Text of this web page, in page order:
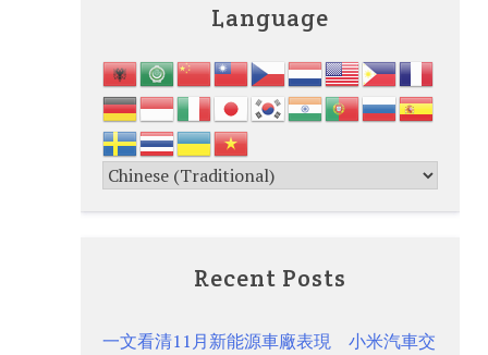
Language
Recent Posts
一文看清11月新能源車廠表現 小米汽車交